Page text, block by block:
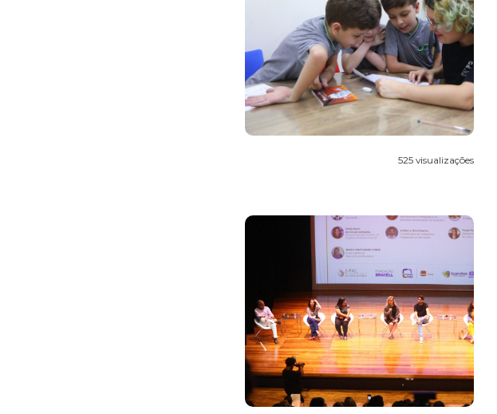
525 visualizações